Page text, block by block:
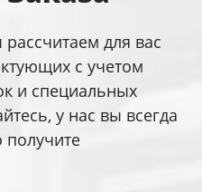
для вас
с учетом
и специальных
у нас вы всегда
получите